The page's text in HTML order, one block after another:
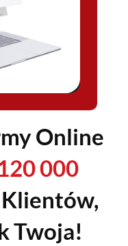
Online
000
Twoja!